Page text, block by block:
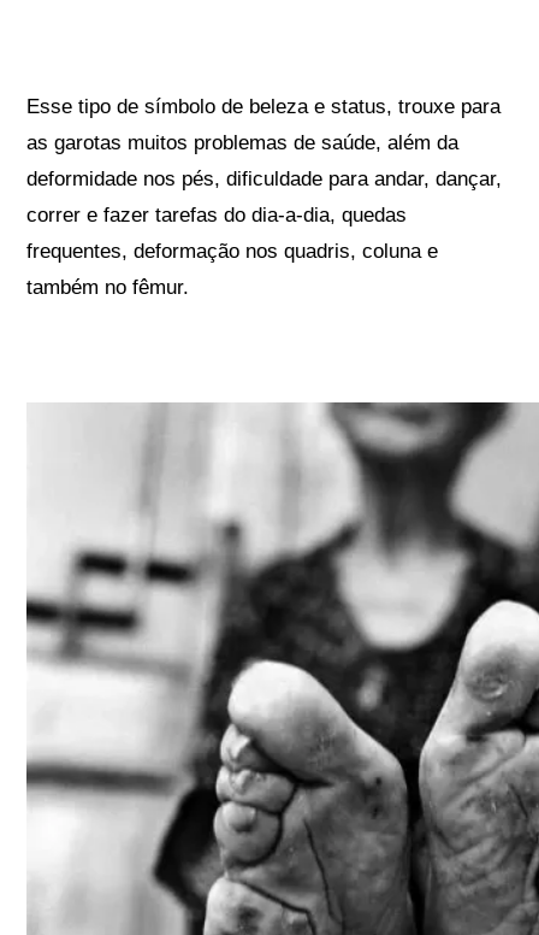
Esse tipo de símbolo de beleza e status, trouxe para
as garotas muitos problemas de saúde, além da
deformidade nos pés, dificuldade para andar, dançar,
correr e fazer tarefas do dia-a-dia, quedas
frequentes, deformação nos quadris, coluna e
também no fêmur.